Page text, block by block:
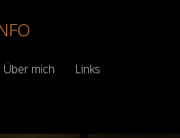
Über mich Links